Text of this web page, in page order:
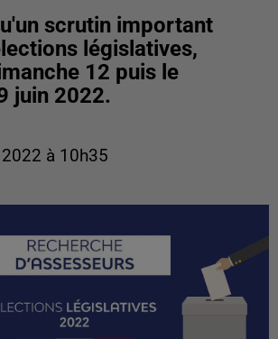
scrutin important
législatives,
12 puis le
juin 2022.
à 10h35